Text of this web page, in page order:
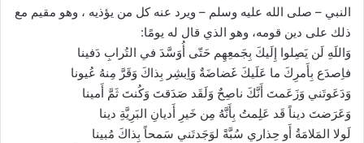
النبي – صلى الله عليه وسلم – ويرد عنه كل من يؤذيه ، وهو مقيم مع
ذلك على دين قومه، وهو الذي قال له يومًا:
وَاللَهِ لَن يَصِلوا إِلَيكَ بِجَمعِهِم حَتّى أُوَسَّدَ في التُرابِ دَفينا
فاِصدَع بِأَمرِكَ ما عَلَيكَ غَضاضَةٌ وَاِبشِر بِذاكَ وَقَرَّ مِنهُ عُيونا
وَدَعَوتَني وَزَعَمتَ أَنَّكَ ناصِحٌ وَلَقَد صَدَقتَ وَكُنتَ ثَمَّ أَمينا
وَعَرَضتَ ديناً قَد عَلِمتُ بِأَنَّهُ مِن خَيرِ أَديانِ البَرِيَّةِ دينا
لَولا المَلامَةُ أَو حِذاري سُبَّةً لوَجَدتَني سَمحاً بِذاكَ مُبينا